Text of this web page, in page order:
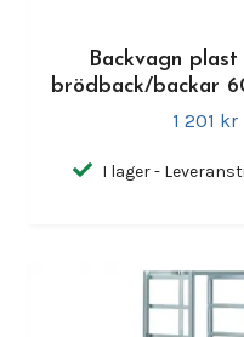
Backvagn
brödback/backar
1 201 kr
I lager -